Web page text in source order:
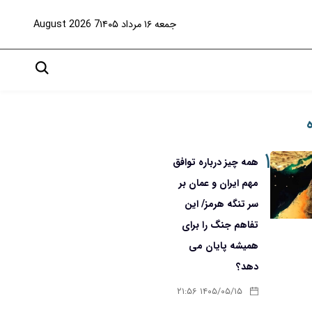
جمعه ۱۶ مرداد ۱۴۰۵ 7 August 2026
۱ همه چیز درباره توافق
مهم ایران و عمان بر
سر تنگه هرمز/ این
تفاهم جنگ را برای
همیشه پایان می
دهد؟
۱۴۰۵/۰۵/۱۵ ۲۱:۵۶